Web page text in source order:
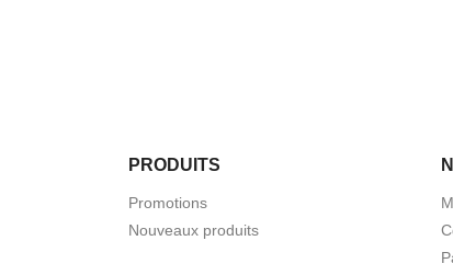
PRODUITS
Promotions
Nouveaux produits